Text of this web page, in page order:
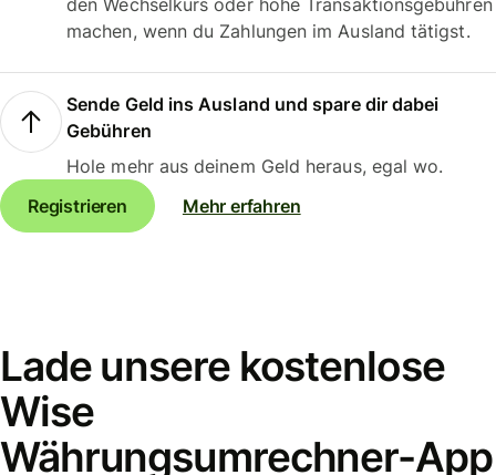
den Wechselkurs oder hohe Transaktionsgebühren
machen, wenn du Zahlungen im Ausland tätigst.
Sende Geld ins Ausland und spare dir dabei
Gebühren
Hole mehr aus deinem Geld heraus, egal wo.
Registrieren
Mehr erfahren
Lade unsere kostenlose
Wise
Währungsumrechner-App